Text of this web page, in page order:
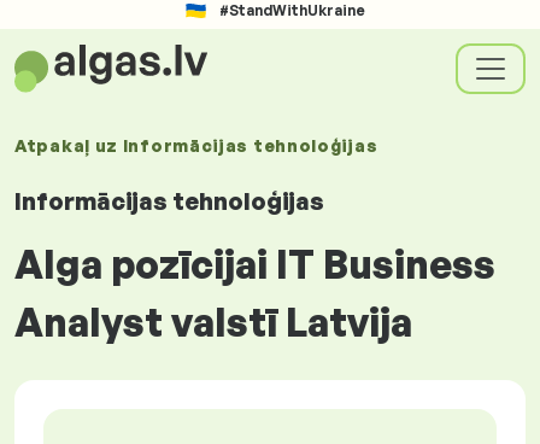
#StandWithUkraine
Atpakaļ uz Informācijas tehnoloģijas
Informācijas tehnoloģijas
Alga pozīcijai IT Business
Analyst valstī Latvija